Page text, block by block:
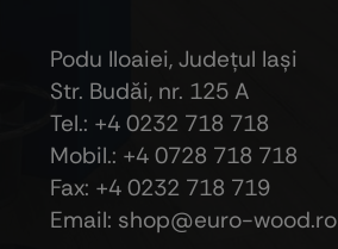
Podu Iloaiei, Judeţul Iaşi
Str. Budăi, nr. 125 A
Tel.: +4 0232 718 718
Mobil.: +4 0728 718 718
Fax: +4 0232 718 719
Email: shop@euro-wood.ro